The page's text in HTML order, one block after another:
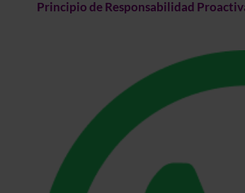
Principio de Responsabilidad